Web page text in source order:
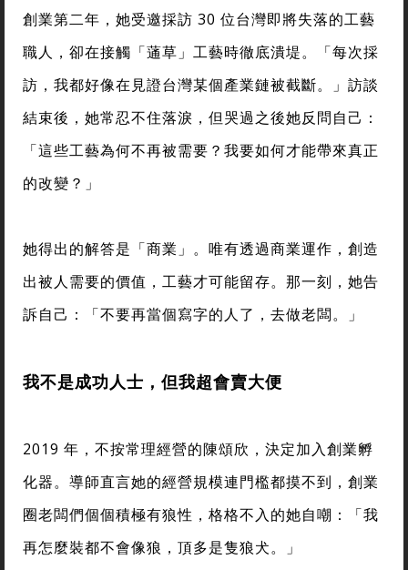
創業第二年，她受邀採訪 30 位台灣即將失落的工藝
職人，卻在接觸「蓪草」工藝時徹底潰堤。「每次採
訪，我都好像在見證台灣某個產業鏈被截斷。」訪談
結束後，她常忍不住落淚，但哭過之後她反問自己：
「這些工藝為何不再被需要？我要如何才能帶來真正
的改變？」
她得出的解答是「商業」。唯有透過商業運作，創造
出被人需要的價值，工藝才可能留存。那一刻，她告
訴自己：「不要再當個寫字的人了，去做老闆。」
我不是成功人士，但我超會賣大便
2019 年，不按常理經營的陳頌欣，決定加入創業孵
化器。導師直言她的經營規模連門檻都摸不到，創業
圈老闆們個個積極有狼性，格格不入的她自嘲：「我
再怎麼裝都不會像狼，頂多是隻狼犬。」